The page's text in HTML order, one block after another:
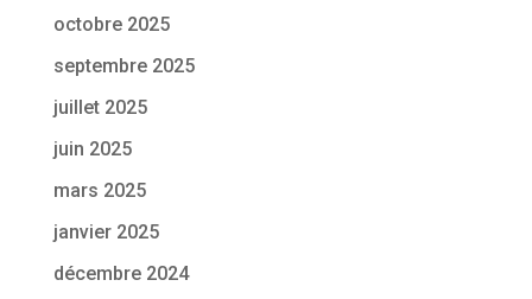
octobre 2025
septembre 2025
juillet 2025
juin 2025
mars 2025
janvier 2025
décembre 2024